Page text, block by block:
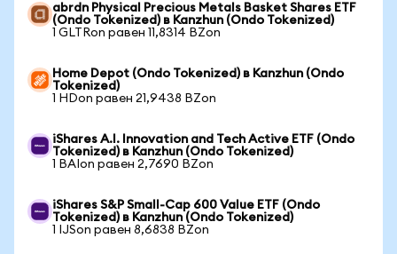
abrdn Physical Precious Metals Basket Shares ETF
(Ondo Tokenized) в Kanzhun (Ondo Tokenized)
1 GLTRon равен 11,8314 BZon
Home Depot (Ondo Tokenized) в Kanzhun (Ondo
Tokenized)
1 HDon равен 21,9438 BZon
iShares A.I. Innovation and Tech Active ETF (Ondo
Tokenized) в Kanzhun (Ondo Tokenized)
1 BAIon равен 2,7690 BZon
iShares S&P Small-Cap 600 Value ETF (Ondo
Tokenized) в Kanzhun (Ondo Tokenized)
1 IJSon равен 8,6838 BZon